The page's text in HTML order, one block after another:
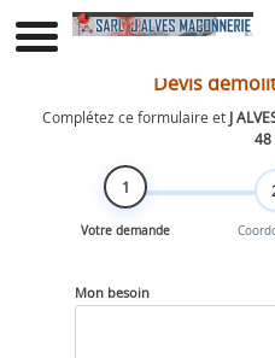
Devis
Complétez ce formulaire et J
48
1
Votre demande
Mon besoin